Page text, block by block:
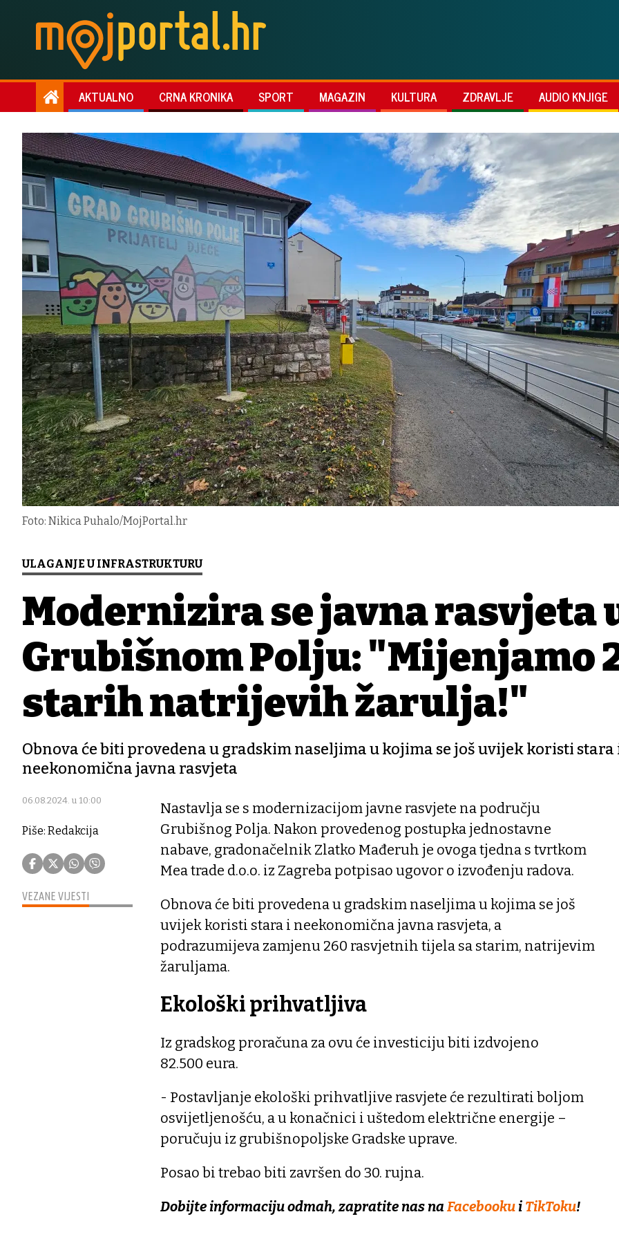
AKTUALNO CRNA KRONIKA SPORT MAGAZIN KULTURA ZDRAVLJE AUDIO KNJIGE
Foto: Nikica Puhalo/MojPortal.hr
ULAGANJE U INFRASTRUKTURU
Modernizira se javna rasvjeta
Grubišnom Polju: "Mijenjamo
starih natrijevih žarulja!"
Obnova će biti provedena u gradskim naseljima u kojima se još uvijek koristi stara
neekonomična javna rasvjeta
06.08.2024. u 10:00
Piše: Redakcija
VEZANE VIJESTI
Nastavlja se s modernizacijom javne rasvjete na području
Grubišnog Polja. Nakon provedenog postupka jednostavne
nabave, gradonačelnik Zlatko Mađeruh je ovoga tjedna s tvrtkom
Mea trade d.o.o. iz Zagreba potpisao ugovor o izvođenju radova.
Obnova će biti provedena u gradskim naseljima u kojima se još
uvijek koristi stara i neekonomična javna rasvjeta, a
podrazumijeva zamjenu 260 rasvjetnih tijela sa starim, natrijevim
žaruljama.
Ekološki prihvatljiva
Iz gradskog proračuna za ovu će investiciju biti izdvojeno
82.500 eura.
- Postavljanje ekološki prihvatljive rasvjete će rezultirati boljom
osvijetljenošću, a u konačnici i uštedom električne energije –
poručuju iz grubišnopoljske Gradske uprave.
Posao bi trebao biti završen do 30. rujna.
Dobijte informaciju odmah, zapratite nas na Facebooku i TikToku!